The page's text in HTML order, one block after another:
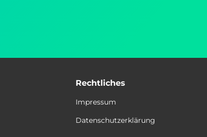
Rechtliches
Impressum
Datenschutzerklärung